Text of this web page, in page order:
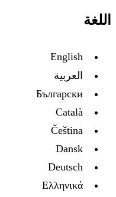
اللغة
English
العربية
Български
Català
Čeština
Dansk
Deutsch
Ελληνικά